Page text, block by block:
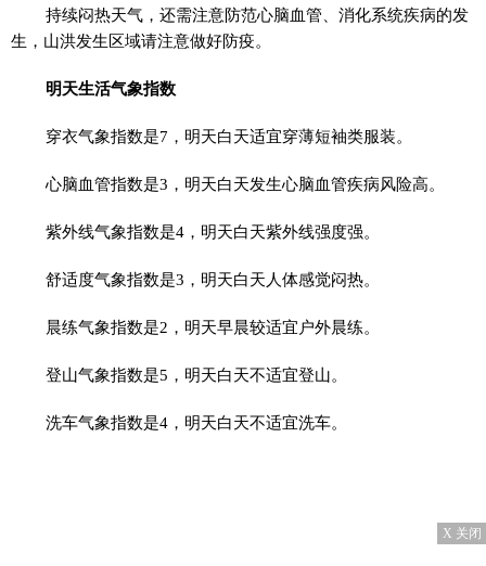
持续闷热天气，还需注意防范心脑血管、消化系统疾病的发
生，山洪发生区域请注意做好防疫。
明天生活气象指数
穿衣气象指数是7，明天白天适宜穿薄短袖类服装。
心脑血管指数是3，明天白天发生心脑血管疾病风险高。
紫外线气象指数是4，明天白天紫外线强度强。
舒适度气象指数是3，明天白天人体感觉闷热。
晨练气象指数是2，明天早晨较适宜户外晨练。
登山气象指数是5，明天白天不适宜登山。
洗车气象指数是4，明天白天不适宜洗车。
X 关闭